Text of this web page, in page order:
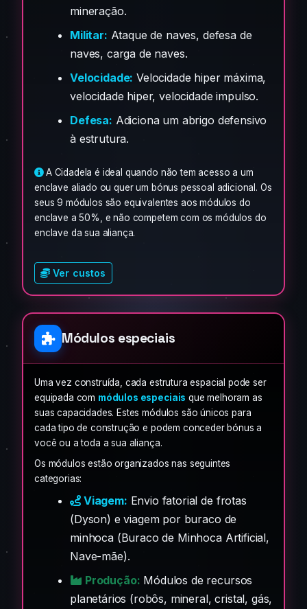
mineração.
Militar: Ataque de naves, defesa de
naves, carga de naves.
Velocidade: Velocidade hiper máxima,
velocidade hiper, velocidade impulso.
Defesa: Adiciona um abrigo defensivo
à estrutura.
A Cidadela é ideal quando não tem acesso a um
enclave aliado ou quer um bónus pessoal adicional. Os
seus 9 módulos são equivalentes aos módulos do
enclave a 50%, e não competem com os módulos do
enclave da sua aliança.
Ver custos
Módulos especiais
Uma vez construída, cada estrutura espacial pode ser
equipada com módulos especiais que melhoram as
suas capacidades. Estes módulos são únicos para
cada tipo de construção e podem conceder bónus a
você ou a toda a sua aliança.
Os módulos estão organizados nas seguintes
categorias:
Viagem: Envio fatorial de frotas
(Dyson) e viagem por buraco de
minhoca (Buraco de Minhoca Artificial,
Nave-mãe).
Produção: Módulos de recursos
planetários (robôs, mineral, cristal, gás,